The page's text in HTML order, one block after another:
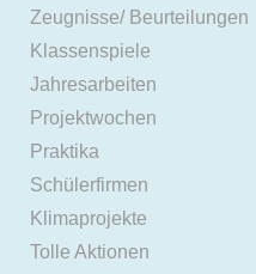
Zeugnisse/ Beurteilungen
Klassenspiele
Jahresarbeiten
Projektwochen
Praktika
Schülerfirmen
Klimaprojekte
Tolle Aktionen